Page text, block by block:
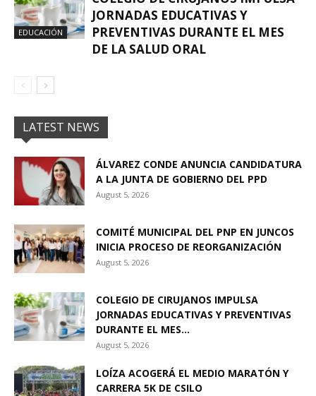
EDUCACIÓN
JORNADAS EDUCATIVAS Y
PREVENTIVAS DURANTE EL MES
DE LA SALUD ORAL
LATEST NEWS
ÁLVAREZ CONDE ANUNCIA CANDIDATURA
A LA JUNTA DE GOBIERNO DEL PPD
August 5, 2026
COMITÉ MUNICIPAL DEL PNP EN JUNCOS
INICIA PROCESO DE REORGANIZACIÓN
August 5, 2026
COLEGIO DE CIRUJANOS IMPULSA
JORNADAS EDUCATIVAS Y PREVENTIVAS
DURANTE EL MES...
August 5, 2026
LOÍZA ACOGERÁ EL MEDIO MARATÓN Y
CARRERA 5K DE CSILO